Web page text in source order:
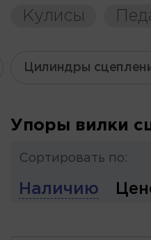
Кулисы
Цилиндры
Упоры вилки
Сортировать по:
Наличию